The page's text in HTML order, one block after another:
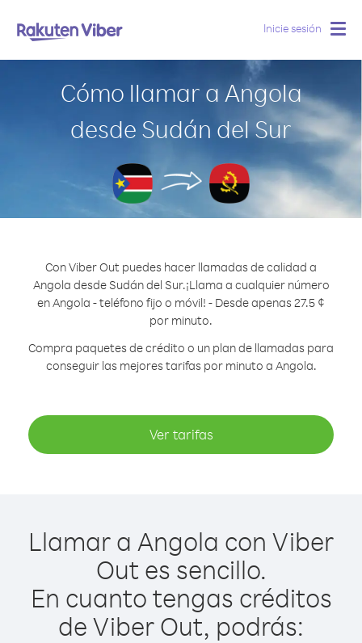
Inicie sesión
Cómo llamar a Angola
desde Sudán del Sur
Con Viber Out puedes hacer llamadas de calidad a
Angola desde Sudán del Sur.¡Llama a cualquier número
en Angola - teléfono fijo o móvil! - Desde apenas 27.5 ¢
por minuto.
Compra paquetes de crédito o un plan de llamadas para
conseguir las mejores tarifas por minuto a Angola.
Ver tarifas
Llamar a Angola con Viber
Out es sencillo.
En cuanto tengas créditos
de Viber Out, podrás: